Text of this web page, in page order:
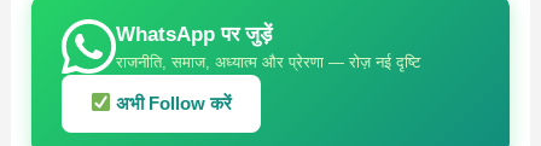
WhatsApp पर जुड़ें
राजनीति, समाज, अध्यात्म और प्रेरणा — रोज़ नई दृष्टि
अभी Follow करें